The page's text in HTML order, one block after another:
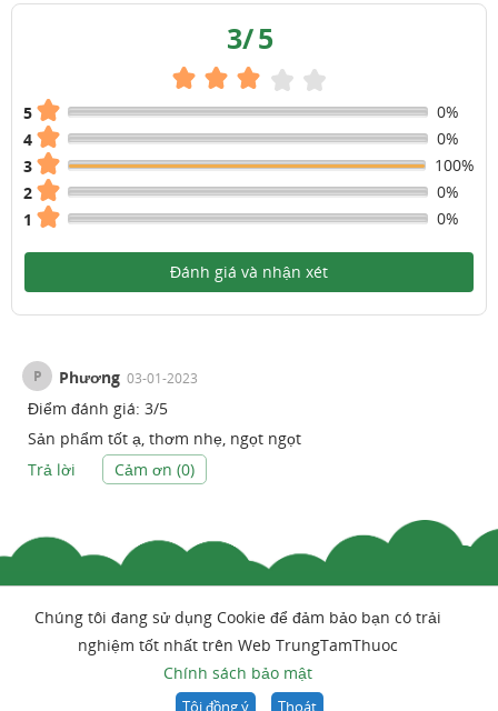
3/5
5
0%
4
0%
3
100%
2
0%
1
0%
Đánh giá và nhận xét
P Phương 03-01-2023
Điểm đánh giá: 3/5
Sản phẩm tốt ạ, thơm nhẹ, ngọt ngọt
Trả lời
Cảm ơn (0)
Chúng tôi đang sử dụng Cookie để đảm bảo bạn có trải
nghiệm tốt nhất trên Web TrungTamThuoc
Chính sách bảo mật
Tôi đồng ý Thoát